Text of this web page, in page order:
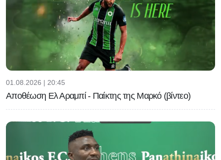
01.08.2026 | 20:45
Αποθέωση Ελ Αραμπί - Παίκτης της Μαρκό (βίντεο)